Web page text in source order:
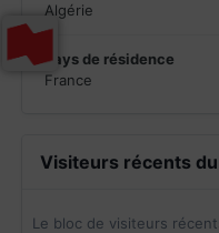
Algérie
Pays de résidence
France
Visiteurs récents
Le bloc de visiteurs